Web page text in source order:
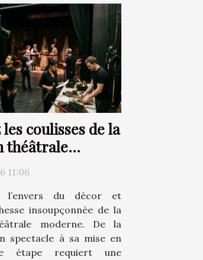
coulisses de la
théâtrale
11:06
l’envers du décor et
insoupçonnée de la
moderne. De la
spectacle à sa mise en
étape requiert une